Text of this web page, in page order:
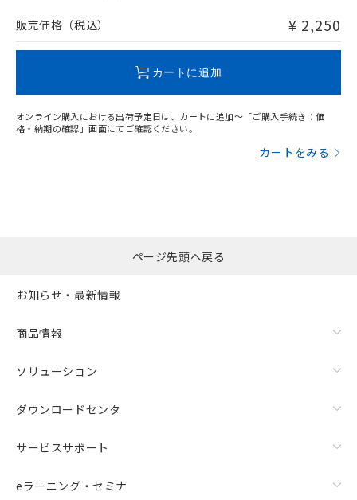
問い合わせください。
販売価格（税込） ¥ 2,250
カートに追加
オンライン購入における出荷予定日は、カートに追加～「ご購入手続き：価
格・納期の確認」画面にてご確認ください。
カートをみる
ページ先頭へ戻る
お知らせ・最新情報
商品情報
ソリューション
ダウンロードセンタ
サービスサポート
eラーニング・セミナ